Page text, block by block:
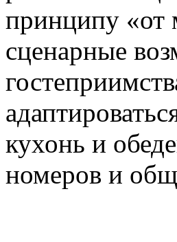
принципу «от
сценарные
кухонь и
номеров и